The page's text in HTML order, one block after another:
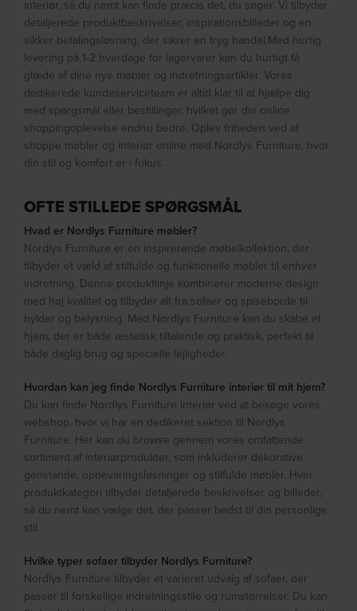
interiør, så du nemt kan finde præcis det, du søger. Vi tilbyder
detaljerede produktbeskrivelser, inspirationsbilleder og en
sikker betalingsløsning, der sikrer en tryg handel.Med hurtig
levering på 1-2 hverdage for lagervarer kan du hurtigt få
glæde af dine nye møbler og indretningsartikler. Vores
dedikerede kundeserviceteam er altid klar til at hjælpe dig
med spørgsmål eller bestillinger, hvilket gør din online
shoppingoplevelse endnu bedre. Oplev friheden ved at
shoppe møbler og interiør online med Nordlys Furniture, hvor
din stil og komfort er i fokus.
OFTE STILLEDE SPØRGSMÅL
Hvad er Nordlys Furniture møbler?
Nordlys Furniture er en inspirerende møbelkollektion, der
tilbyder et væld af stilfulde og funktionelle møbler til enhver
indretning. Denne produktlinje kombinerer moderne design
med høj kvalitet og tilbyder alt fra sofaer og spiseborde til
hylder og belysning. Med Nordlys Furniture kan du skabe et
hjem, der er både æstetisk tiltalende og praktisk, perfekt til
både daglig brug og specielle lejligheder.
Hvordan kan jeg finde Nordlys Furniture interiør til mit hjem?
Du kan finde Nordlys Furniture interiør ved at besøge vores
webshop, hvor vi har en dedikeret sektion til Nordlys
Furniture. Her kan du browse gennem vores omfattende
sortiment af interiørprodukter, som inkluderer dekorative
genstande, opbevaringsløsninger og stilfulde møbler. Hver
produktkategori tilbyder detaljerede beskrivelser og billeder,
så du nemt kan vælge det, der passer bedst til din personlige
stil.
Hvilke typer sofaer tilbyder Nordlys Furniture?
Nordlys Furniture tilbyder et varieret udvalg af sofaer, der
passer til forskellige indretningsstile og rumstørrelser. Du kan